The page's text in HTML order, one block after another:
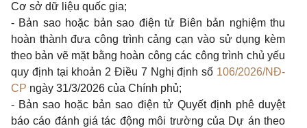
Cơ sở dữ liệu quốc gia;
- Bản sao hoặc bản sao điện tử Biên bản nghiệm thu
hoàn thành đưa công trình cảng cạn vào sử dụng kèm
theo bản vẽ mặt bằng hoàn công các công trình chủ yếu
quy định tại khoản 2 Điều 7 Nghị định số 106/2026/NĐ-
CP ngày 31/3/2026 của Chính phủ;
- Bản sao hoặc bản sao điện tử Quyết định phê duyệt
báo cáo đánh giá tác động môi trường của Dự án theo